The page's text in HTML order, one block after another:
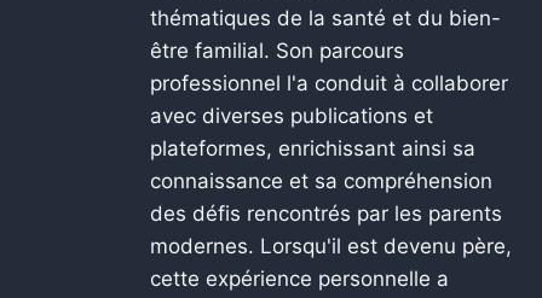
thématiques de la santé et du bien-
être familial. Son parcours
professionnel l'a conduit à collaborer
avec diverses publications et
plateformes, enrichissant ainsi sa
connaissance et sa compréhension
des défis rencontrés par les parents
modernes. Lorsqu'il est devenu père,
cette expérience personnelle a